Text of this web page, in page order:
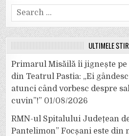
Search
for:
ULTIMELE
Primarul Misăilă îi jignește
din Teatrul Pastia: „Ei
atunci când vorbesc despre
cuvin”!” 01/08/2026
RMN-ul Spitalului Județean
Pantelimon” Focșani este din